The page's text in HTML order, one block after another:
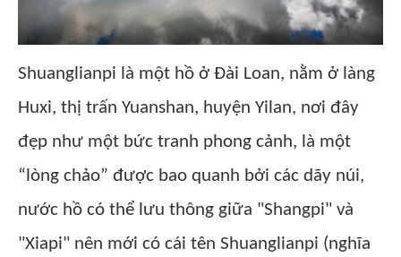
Shuanglianpi là một hồ ở Đài Loan, nằm ở làng
Huxi, thị trấn Yuanshan, huyện Yilan, nơi đây
đẹp như một bức tranh phong cảnh, là một
“lòng chảo” được bao quanh bởi các dãy núi,
nước hồ có thể lưu thông giữa "Shangpi" và
"Xiapi" nên mới có cái tên Shuanglianpi (nghĩa